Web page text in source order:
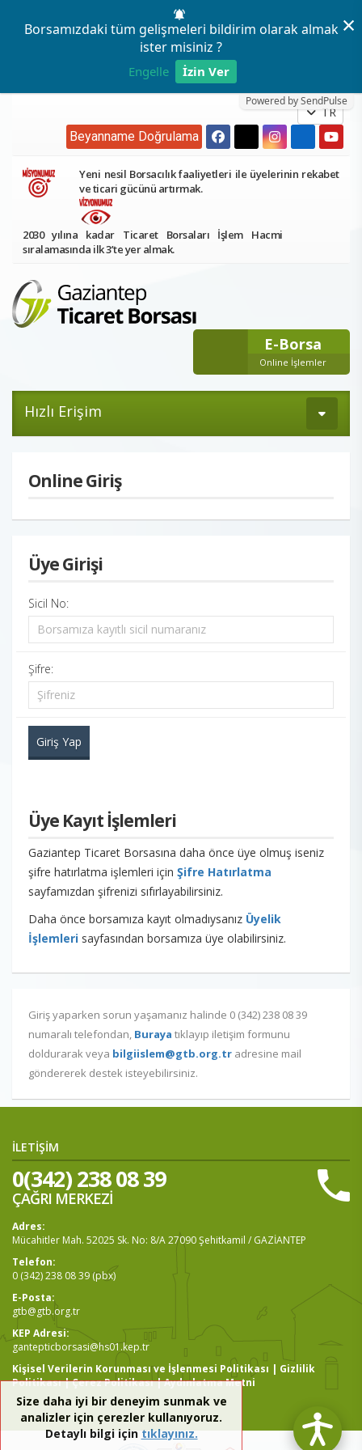
Borsamızdaki tüm gelişmeleri bildirim olarak almak
ister misiniz ?
Engelle İzin Ver
Powered by SendPulse
×
TR
Beyanname Doğrulama
Yeni nesil Borsacılık faaliyetleri ile üyelerinin rekabet
ve ticari gücünü artırmak.
2030 yılına kadar Ticaret Borsaları İşlem Hacmi
sıralamasında ilk 3’te yer almak.
E-Borsa
Online İşlemler
Hızlı Erişim
Online Giriş
Üye Girişi
Sicil No:
Şifre:
Üye Kayıt İşlemleri
Gaziantep Ticaret Borsasına daha önce üye olmuş iseniz
şifre hatırlatma işlemleri için Şifre Hatırlatma
sayfamızdan şifrenizi sıfırlayabilirsiniz.
Daha önce borsamıza kayıt olmadıysanız Üyelik
İşlemleri sayfasından borsamıza üye olabilirsiniz.
Giriş yaparken sorun yaşamanız halinde 0 (342) 238 08 39
numaralı telefondan, Buraya tıklayıp iletişim formunu
doldurarak veya bilgiislem@gtb.org.tr adresine mail
göndererek destek isteyebilirsiniz.
İLETİŞİM
0(342) 238 08 39
ÇAĞRI MERKEZİ
Adres:
Mücahitler Mah. 52025 Sk. No: 8/A 27090 Şehitkamil / GAZİANTEP
Telefon:
0 (342) 238 08 39 (pbx)
E-Posta:
gtb@gtb.org.tr
KEP Adresi:
gantepticborsasi@hs01.kep.tr
Kişisel Verilerin Korunması ve İşlenmesi Politikası | Gizlilik
Politikası|Çerez Politikası|Aydınlatma Metni
Size daha iyi bir deneyim sunmak ve
analizler için çerezler kullanıyoruz.
Detaylı bilgi içintıklayınız.